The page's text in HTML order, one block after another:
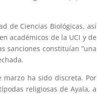
de Ciencias Biológicas, así
académicos de la UCI y de
sanciones constituían ”una
.
ha sido discreta. Por
religiosas de Ayala, a